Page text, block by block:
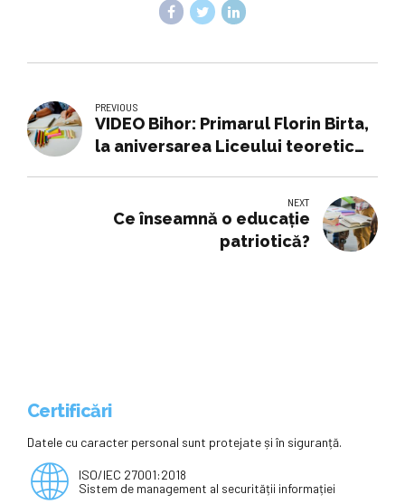
PREVIOUS
VIDEO Bihor: Primarul Florin Birta,
la aniversarea Liceului teoretic
NEXT
Ce înseamnă o educație
patriotică?
Certificări
Datele cu caracter personal sunt protejate și în siguranță.
ISO/IEC 27001:2018
Sistem de management al securității informației